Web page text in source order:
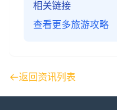
相关链接
查看更多旅游攻略
返回资讯列表